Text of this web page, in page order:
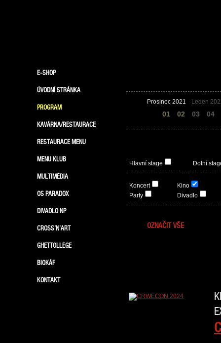
E-SHOP
ÚVODNÍ STRÁNKA
PROGRAM
KAVÁRNA/RESTAURACE
RESTAURACE MENU
MENU KLUB
MULTIMÉDIA
OS PARADOX
DIVADLO NP
CROSS’N’ART
GHETTOLLEGE
BIOKÁF
KONTAKT
Prosinec 2021
01 02
Leden
03 04
Hlavní stage Dolní
Koncert
Party
Kino
Divadlo
OZNAČIT VŠE